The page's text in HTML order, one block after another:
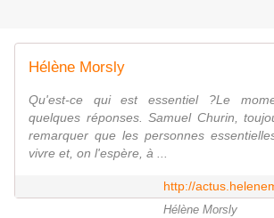
Hélène Morsly
Qu'est-ce qui est essentiel ?Le
quelques réponses. Samuel Churin,
remarquer que les personnes
vivre et, on l'espère, à ...
http://
Hélène Morsly